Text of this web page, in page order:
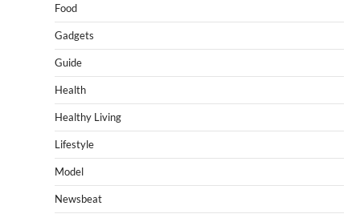
Food
Gadgets
Guide
Health
Healthy Living
Lifestyle
Model
Newsbeat